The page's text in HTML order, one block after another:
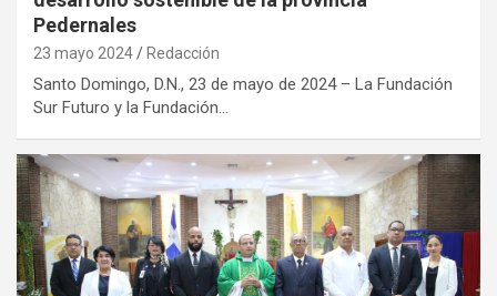
Pedernales
23 mayo 2024 Redacción
Santo Domingo, D.N., 23 de mayo de 2024 – La Fundación
Sur Futuro y la Fundación…